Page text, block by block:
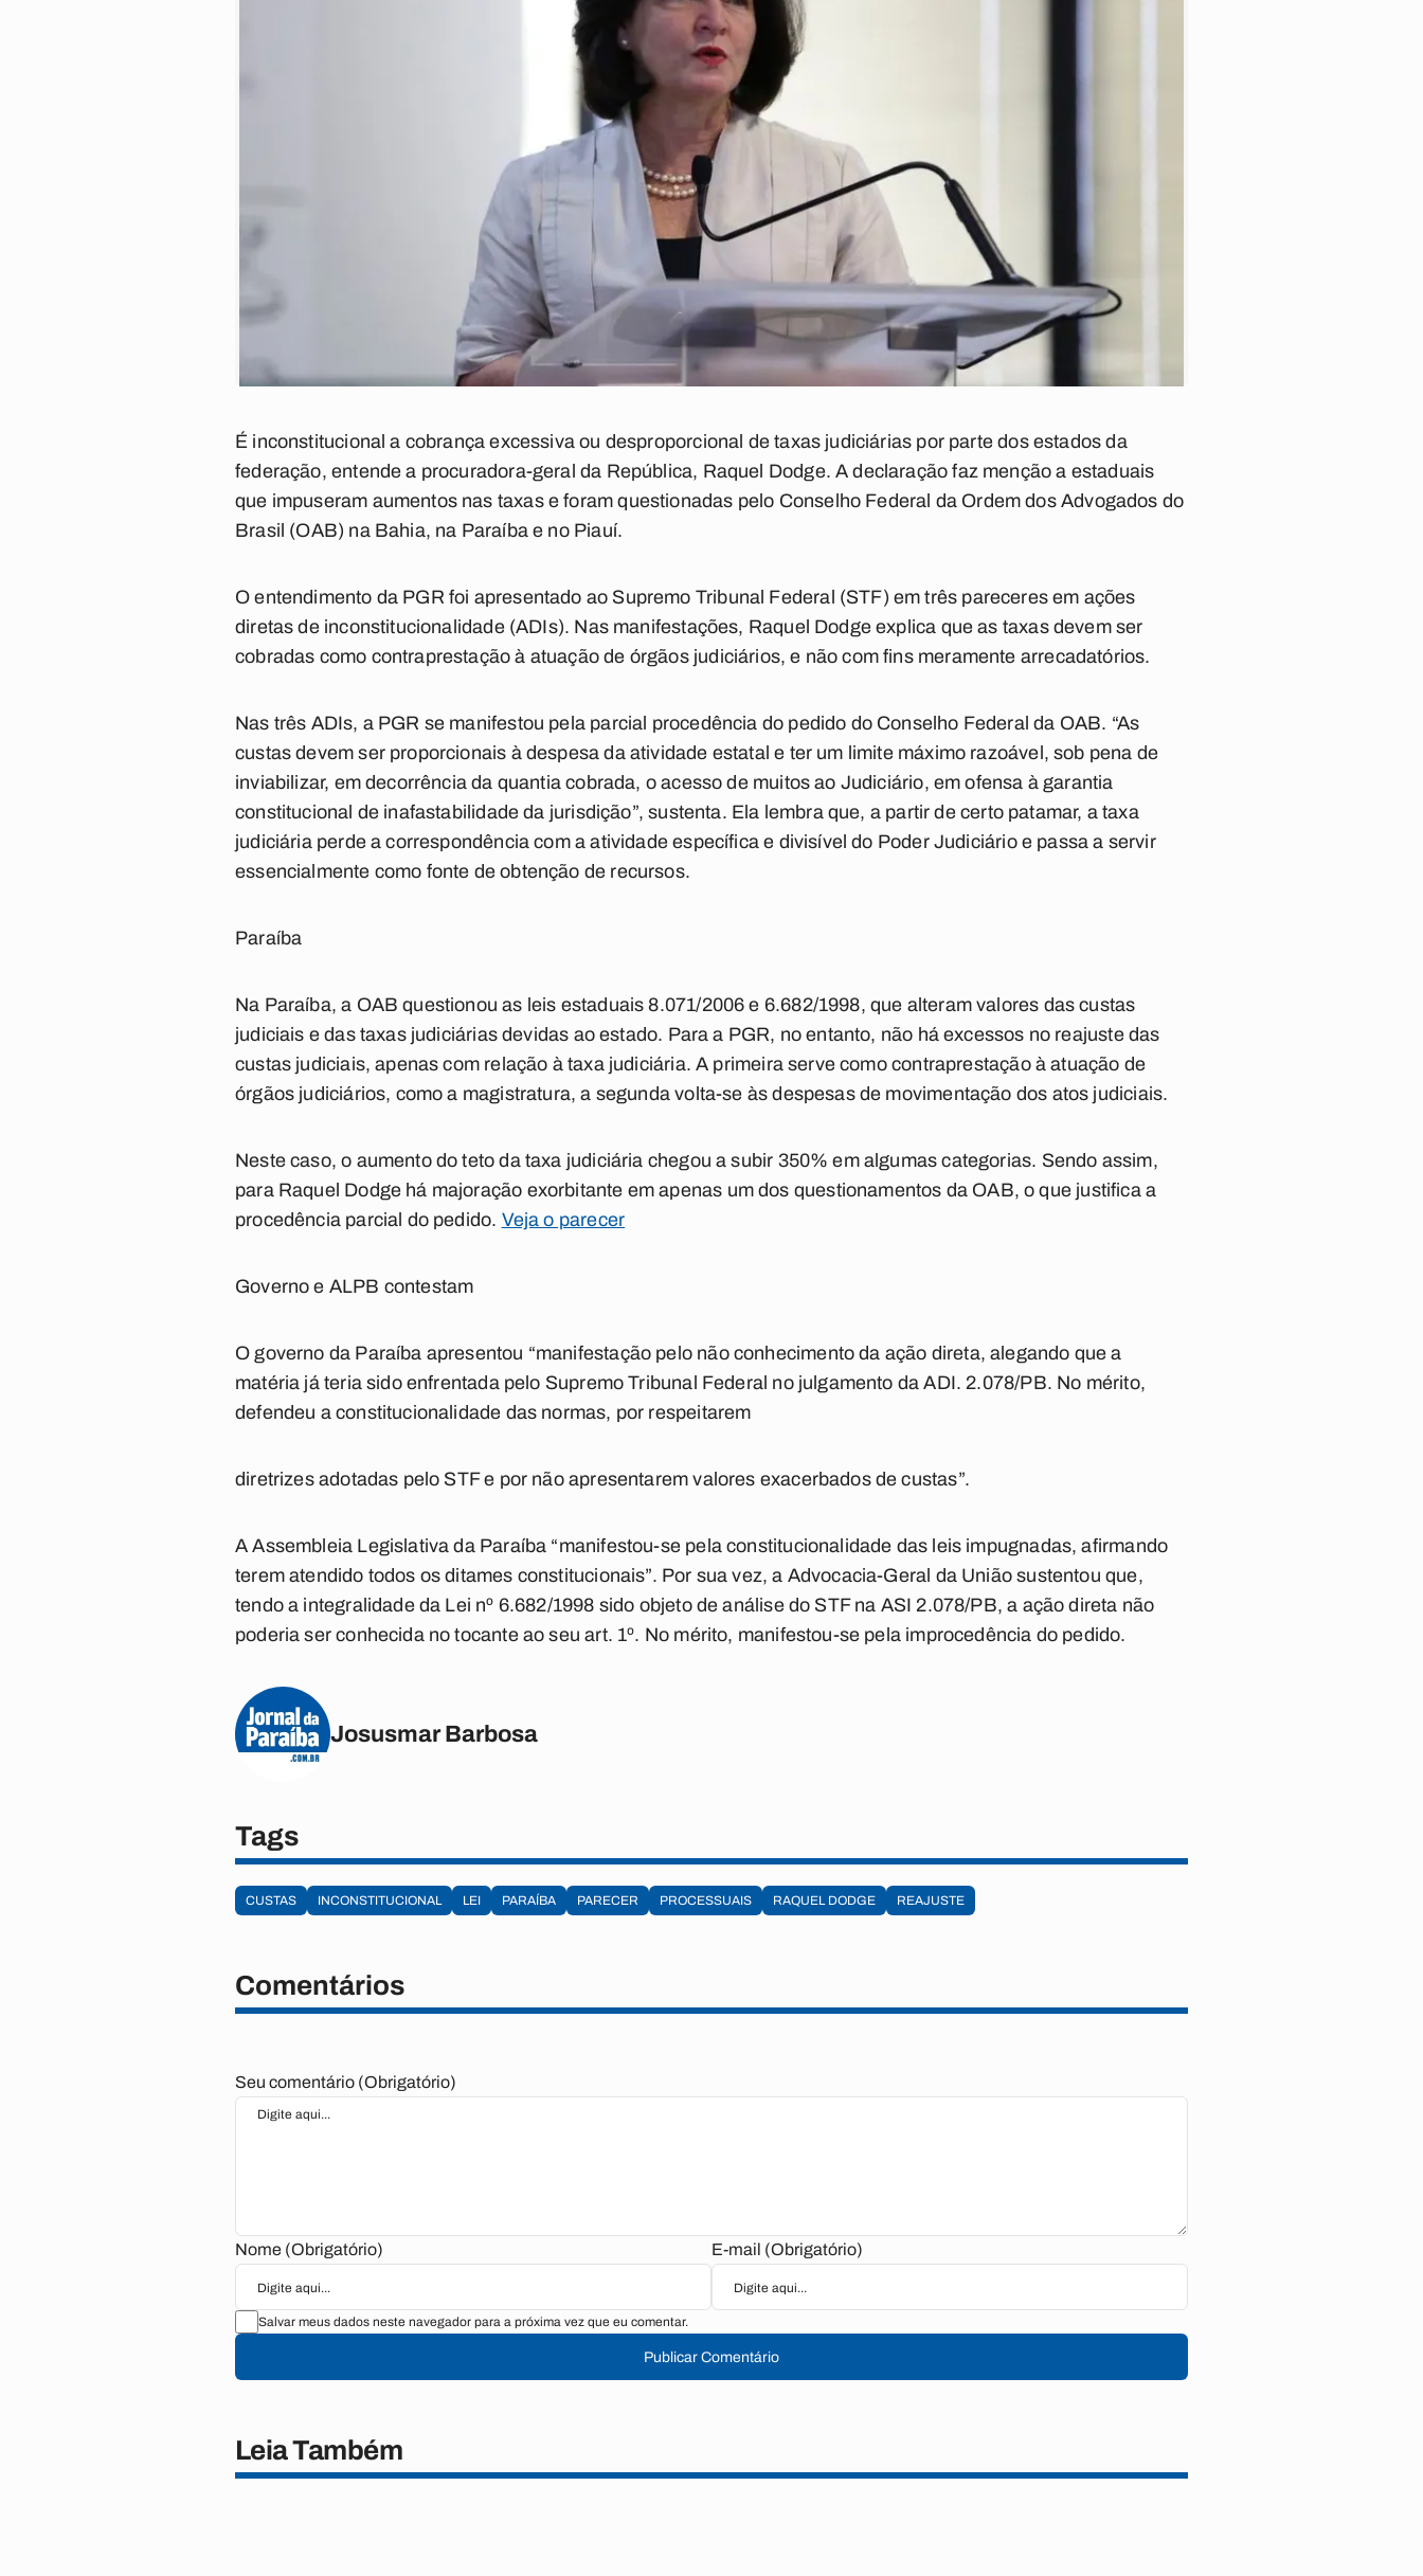
É inconstitucional a cobrança excessiva ou desproporcional de taxas judiciárias por parte dos estados da
federação, entende a procuradora-geral da República, Raquel Dodge. A declaração faz menção a estaduais
que impuseram aumentos nas taxas e foram questionadas pelo Conselho Federal da Ordem dos Advogados do
Brasil (OAB) na Bahia, na Paraíba e no Piauí.
O entendimento da PGR foi apresentado ao Supremo Tribunal Federal (STF) em três pareceres em ações
diretas de inconstitucionalidade (ADIs). Nas manifestações, Raquel Dodge explica que as taxas devem ser
cobradas como contraprestação à atuação de órgãos judiciários, e não com fins meramente arrecadatórios.
Nas três ADIs, a PGR se manifestou pela parcial procedência do pedido do Conselho Federal da OAB. “As
custas devem ser proporcionais à despesa da atividade estatal e ter um limite máximo razoável, sob pena de
inviabilizar, em decorrência da quantia cobrada, o acesso de muitos ao Judiciário, em ofensa à garantia
constitucional de inafastabilidade da jurisdição”, sustenta. Ela lembra que, a partir de certo patamar, a taxa
judiciária perde a correspondência com a atividade específica e divisível do Poder Judiciário e passa a servir
essencialmente como fonte de obtenção de recursos.
Paraíba
Na Paraíba, a OAB questionou as leis estaduais 8.071/2006 e 6.682/1998, que alteram valores das custas
judiciais e das taxas judiciárias devidas ao estado. Para a PGR, no entanto, não há excessos no reajuste das
custas judiciais, apenas com relação à taxa judiciária. A primeira serve como contraprestação à atuação de
órgãos judiciários, como a magistratura, a segunda volta-se às despesas de movimentação dos atos judiciais.
Neste caso, o aumento do teto da taxa judiciária chegou a subir 350% em algumas categorias. Sendo assim,
para Raquel Dodge há majoração exorbitante em apenas um dos questionamentos da OAB, o que justifica a
procedência parcial do pedido. Veja o parecer
Governo e ALPB contestam
O governo da Paraíba apresentou “manifestação pelo não conhecimento da ação direta, alegando que a
matéria já teria sido enfrentada pelo Supremo Tribunal Federal no julgamento da ADI. 2.078/PB. No mérito,
defendeu a constitucionalidade das normas, por respeitarem
diretrizes adotadas pelo STF e por não apresentarem valores exacerbados de custas”.
A Assembleia Legislativa da Paraíba “manifestou-se pela constitucionalidade das leis impugnadas, afirmando
terem atendido todos os ditames constitucionais”. Por sua vez, a Advocacia-Geral da União sustentou que,
tendo a integralidade da Lei nº 6.682/1998 sido objeto de análise do STF na ASI 2.078/PB, a ação direta não
poderia ser conhecida no tocante ao seu art. 1º. No mérito, manifestou-se pela improcedência do pedido.
Josusmar Barbosa
Tags
CUSTAS INCONSTITUCIONAL LEI PARAÍBA PARECER PROCESSUAIS RAQUEL DODGE REAJUSTE
Comentários
Seu comentário (Obrigatório)
Nome (Obrigatório) E-mail (Obrigatório)
Salvar meus dados neste navegador para a próxima vez que eu comentar.
Publicar Comentário
Leia Também